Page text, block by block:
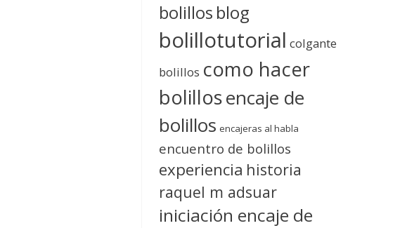
bolillos blog
bolillotutorial colgante
bolillos como hacer
bolillosencaje de
bolillos encajeras al habla
encuentro de bolillos
experiencia historia
raquel m adsuar
iniciación encaje de